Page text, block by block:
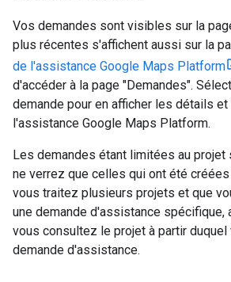
Vos demandes sont visibles sur la
plus récentes s'affichent aussi sur la
de l'assistance Google Maps Platform
d'accéder à la page "Demandes".
demande pour en afficher les détails
l'assistance Google Maps Platform.
Les demandes étant limitées au projet
ne verrez que celles qui ont été
vous traitez plusieurs projets et que
une demande d'assistance spécifique,
vous consultez le projet à partir
demande d'assistance.